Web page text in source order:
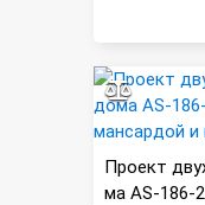
Проект
ма AS-186-